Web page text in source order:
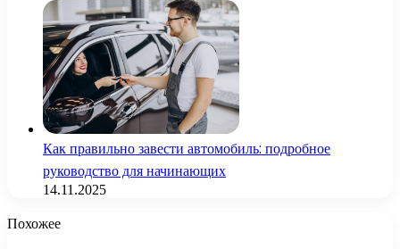
Как правильно завести автомобиль: подробное
руководство для начинающих
14.11.2025
Похожее